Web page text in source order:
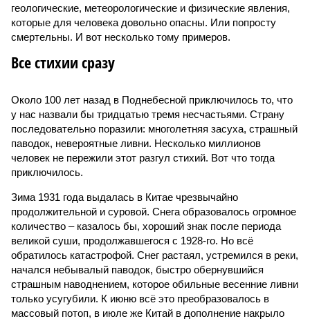
геологические, метеорологические и физические явления,
которые для человека довольно опасны. Или попросту
смертельны. И вот несколько тому примеров.
Все стихии сразу
Около 100 лет назад в Поднебесной приключилось то, что
у нас назвали бы тридцатью тремя несчастьями. Страну
последовательно поразили: многолетняя засуха, страшный
паводок, невероятные ливни. Несколько миллионов
человек не пережили этот разгул стихий. Вот что тогда
приключилось.
Зима 1931 года выдалась в Китае чрезвычайно
продолжительной и суровой. Снега образовалось огромное
количество – казалось бы, хороший знак после периода
великой суши, продолжавшегося с 1928-го. Но всё
обратилось катастрофой. Снег растаял, устремился в реки,
начался небывалый паводок, быстро обернувшийся
страшным наводнением, которое обильные весенние ливни
только усугубили. К июню всё это преобразовалось в
массовый потоп, в июле же Китай в дополнение накрыло